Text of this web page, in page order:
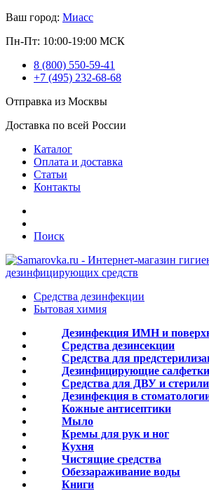
Ваш город: Миасс
Пн-Пт: 10:00-19:00 МСК
8 (800) 550-59-41
+7 (495) 232-68-68
Отправка из Москвы
Доставка по всей России
Каталог
Оплата и доставка
Статьи
Контакты
Поиск
Средства дезинфекции
Бытовая химия
Дезинфекция ИМН и
Средства дезинсекции
Средства для
Дезинфицирующие салфетки
Средства для ДВУ и
Дезинфекция в
Кожные антисептики
Мыло
Кремы для рук и ног
Кухня
Чистящие средства
Обеззараживание воды
Книги